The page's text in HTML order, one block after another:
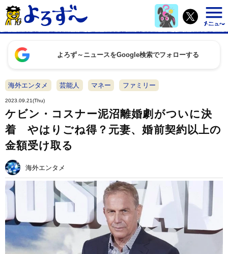
よろず～ニュースをGoogle検索でフォローする
海外エンタメ 芸能人 マネー ファミリー
2023.09.21(Thu)
ケビン・コスナー泥沼離婚劇がついに決
着 やはりごね得？元妻、婚前契約以上の
金額受け取る
海外エンタメ